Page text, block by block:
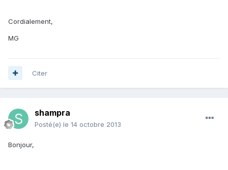
Cordialement,
MG
Citer
shampra
Posté(e) le 14 octobre 2013
Bonjour,